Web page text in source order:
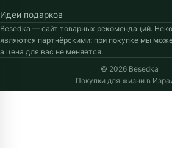
Идеи подарков
Besedka — сайт товарных рекомендаций.
являются партнёрскими: при покупке мы
а цена для вас не меняется.
© 2026 Besedka
Покупки для жизни в